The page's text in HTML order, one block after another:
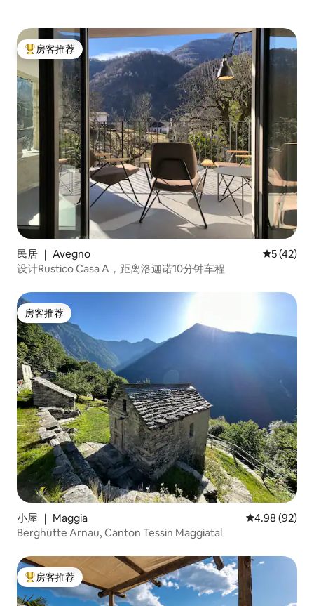
热门「房客推荐」
房客推荐
民居 ｜ Avegno 平均评分
5 (42)
设计Rustico Casa A，距离洛迦诺10分钟车程
房客推荐
房客推荐
小屋 ｜ Maggia 平均评分 4.98
4.98 (92)
Berghütte Arnau, Canton Tessin Maggiatal
热门「房客推荐」
房客推荐